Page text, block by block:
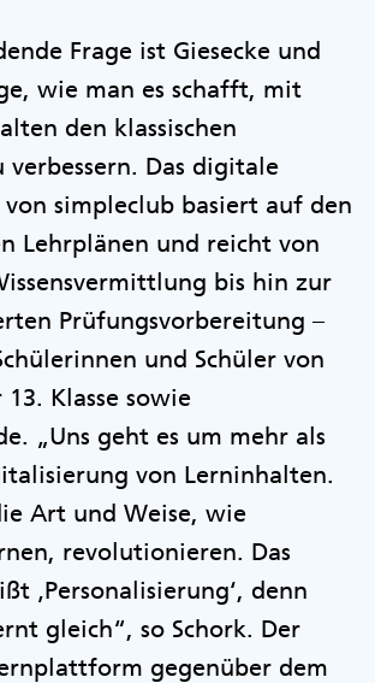
Frage ist Giesecke und
wie man es schafft, mit
den klassischen
Das digitale
simpleclub basiert auf den
Lehrplänen und reicht von
bis hin zur
Prüfungsvorbereitung –
und Schüler von
Klasse sowie
„Uns geht es um mehr als
von Lerninhalten.
Art und Weise, wie
revolutionieren. Das
‚Personalisierung‘, denn
gleich“, so Schork. Der
gegenüber dem